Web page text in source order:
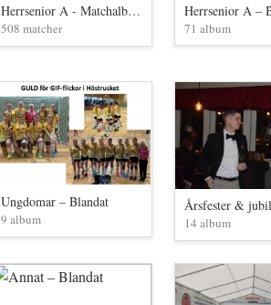
Herrsenior A - Matchalbum
508 matcher
Herrsenior A –
71 album
Ungdomar – Blandat
9 album
Årsfester &
14 album